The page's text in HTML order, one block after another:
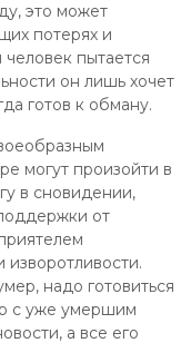
это может
потерях и
пытается
он лишь хочет
готов к обману.
могут произойти в
в сновидении,
от
изворотливости.
надо готовиться
с уже умершим
а все его